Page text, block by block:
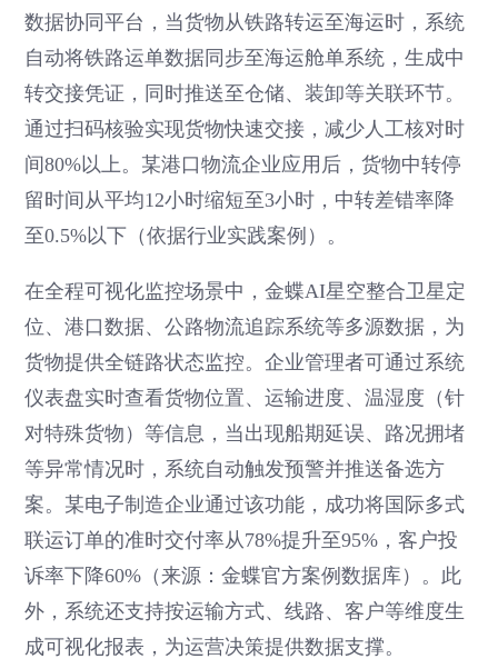
数据协同平台，当货物从铁路转运至海运时，系统
自动将铁路运单数据同步至海运舱单系统，生成中
转交接凭证，同时推送至仓储、装卸等关联环节。
通过扫码核验实现货物快速交接，减少人工核对时
间80%以上。某港口物流企业应用后，货物中转停
留时间从平均12小时缩短至3小时，中转差错率降
至0.5%以下（依据行业实践案例）。
在全程可视化监控场景中，金蝶AI星空整合卫星定
位、港口数据、公路物流追踪系统等多源数据，为
货物提供全链路状态监控。企业管理者可通过系统
仪表盘实时查看货物位置、运输进度、温湿度（针
对特殊货物）等信息，当出现船期延误、路况拥堵
等异常情况时，系统自动触发预警并推送备选方
案。某电子制造企业通过该功能，成功将国际多式
联运订单的准时交付率从78%提升至95%，客户投
诉率下降60%（来源：金蝶官方案例数据库）。此
外，系统还支持按运输方式、线路、客户等维度生
成可视化报表，为运营决策提供数据支撑。